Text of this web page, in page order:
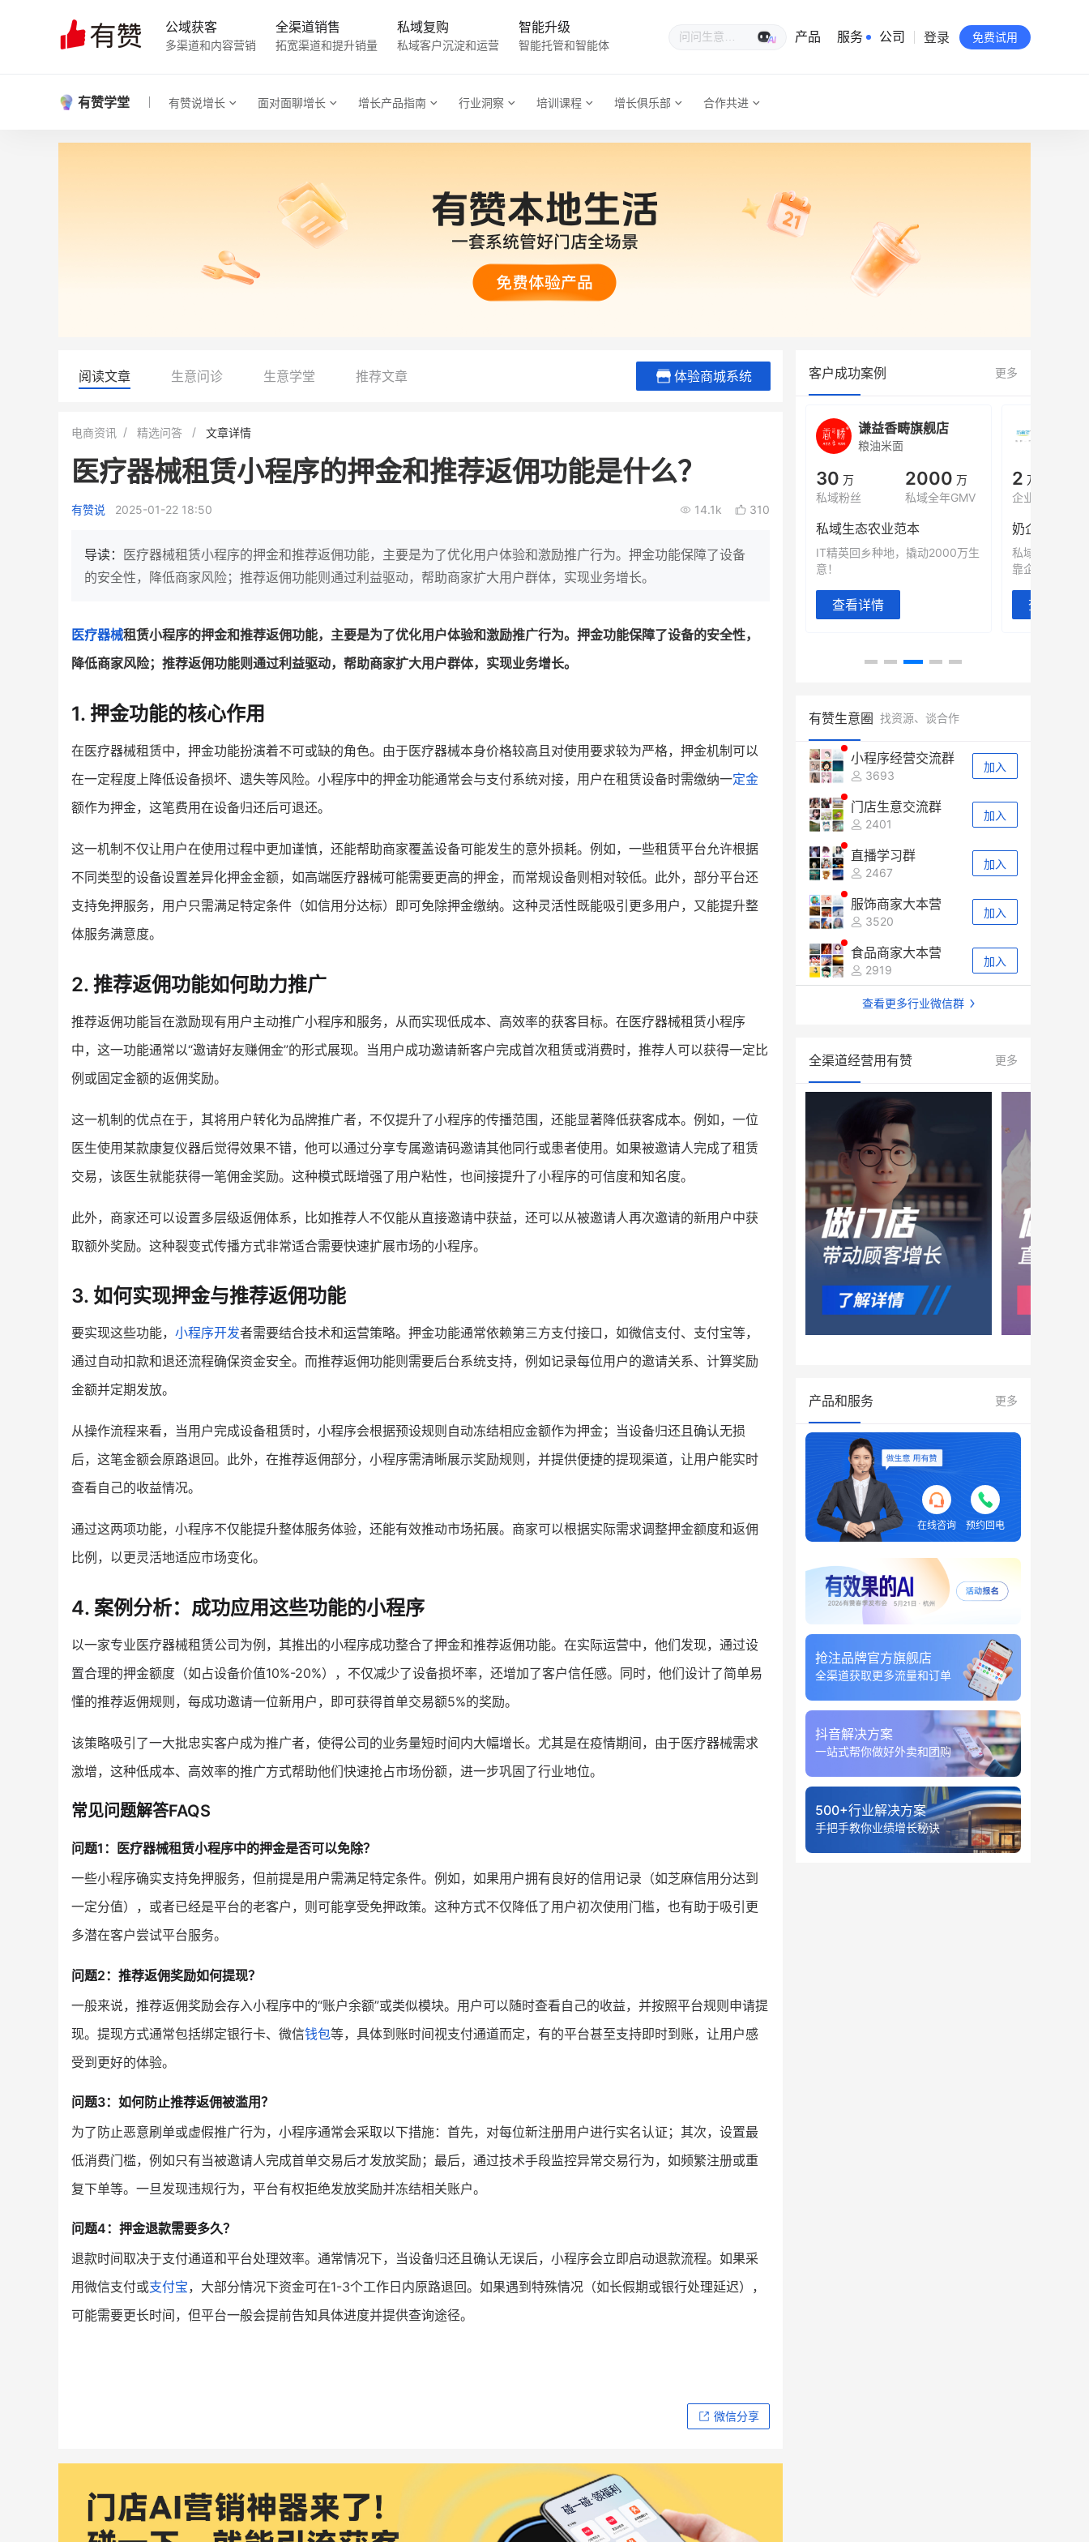
公域获客
多渠道和内容营销
全渠道销售
拓宽渠道和提升销量
私域复购
私域客户沉淀和运营
智能升级
智能托管和智能体
生意专家
产品 服务 公司
有赞公益
站点地图
登录 免费试用
有赞学堂 有赞说增长 面对面聊增长 增长产品指南 行业洞察 培训课程 增长俱乐部 合作共进
阅读文章 生意问诊 生意学堂 推荐文章 体验商城系统
电商资讯 精选问答 文章详情
医疗器械租赁小程序的押金和推荐返佣功能是什么？
有赞说 2025-01-22 18:50 14.1k 310
导读： 医疗器械租赁小程序的押金和推荐返佣功能，主要是为了优化用户体验和激励推广行为。押金功能保障了设备
的安全性，降低商家风险；推荐返佣功能则通过利益驱动，帮助商家扩大用户群体，实现业务增长。
医疗器械租赁小程序的押金和推荐返佣功能，主要是为了优化用户体验和激励推广行为。押金功能保障了设备的安全性，
降低商家风险；推荐返佣功能则通过利益驱动，帮助商家扩大用户群体，实现业务增长。
1. 押金功能的核心作用
在医疗器械租赁中，押金功能扮演着不可或缺的角色。由于医疗器械本身价格较高且对使用要求较为严格，押金机制可以
在一定程度上降低设备损坏、遗失等风险。小程序中的押金功能通常会与支付系统对接，用户在租赁设备时需缴纳一定金
额作为押金，这笔费用在设备归还后可退还。
这一机制不仅让用户在使用过程中更加谨慎，还能帮助商家覆盖设备可能发生的意外损耗。例如，一些租赁平台允许根据
不同类型的设备设置差异化押金金额，如高端医疗器械可能需要更高的押金，而常规设备则相对较低。此外，部分平台还
支持免押服务，用户只需满足特定条件（如信用分达标）即可免除押金缴纳。这种灵活性既能吸引更多用户，又能提升整
体服务满意度。
2. 推荐返佣功能如何助力推广
推荐返佣功能旨在激励现有用户主动推广小程序和服务，从而实现低成本、高效率的获客目标。在医疗器械租赁小程序
中，这一功能通常以“邀请好友赚佣金”的形式展现。当用户成功邀请新客户完成首次租赁或消费时，推荐人可以获得一定比
例或固定金额的返佣奖励。
这一机制的优点在于，其将用户转化为品牌推广者，不仅提升了小程序的传播范围，还能显著降低获客成本。例如，一位
医生使用某款康复仪器后觉得效果不错，他可以通过分享专属邀请码邀请其他同行或患者使用。如果被邀请人完成了租赁
交易，该医生就能获得一笔佣金奖励。这种模式既增强了用户粘性，也间接提升了小程序的可信度和知名度。
此外，商家还可以设置多层级返佣体系，比如推荐人不仅能从直接邀请中获益，还可以从被邀请人再次邀请的新用户中获
取额外奖励。这种裂变式传播方式非常适合需要快速扩展市场的小程序。
3. 如何实现押金与推荐返佣功能
要实现这些功能， 小程序开发者需要结合技术和运营策略。押金功能通常依赖第三方支付接口，如微信支付、支付宝等，
通过自动扣款和退还流程确保资金安全。而推荐返佣功能则需要后台系统支持，例如记录每位用户的邀请关系、计算奖励
金额并定期发放。
从操作流程来看，当用户完成设备租赁时，小程序会根据预设规则自动冻结相应金额作为押金；当设备归还且确认无损
后，这笔金额会原路退回。此外，在推荐返佣部分，小程序需清晰展示奖励规则，并提供便捷的提现渠道，让用户能实时
查看自己的收益情况。
通过这两项功能，小程序不仅能提升整体服务体验，还能有效推动市场拓展。商家可以根据实际需求调整押金额度和返佣
比例，以更灵活地适应市场变化。
4. 案例分析：成功应用这些功能的小程序
以一家专业医疗器械租赁公司为例，其推出的小程序成功整合了押金和推荐返佣功能。在实际运营中，他们发现，通过设
置合理的押金额度（如占设备价值10%-20%），不仅减少了设备损坏率，还增加了客户信任感。同时，他们设计了简单易
懂的推荐返佣规则，每成功邀请一位新用户，即可获得首单交易额5%的奖励。
该策略吸引了一大批忠实客户成为推广者，使得公司的业务量短时间内大幅增长。尤其是在疫情期间，由于医疗器械需求
激增，这种低成本、高效率的推广方式帮助他们快速抢占市场份额，进一步巩固了行业地位。
常见问题解答FAQS
问题1：医疗器械租赁小程序中的押金是否可以免除？
一些小程序确实支持免押服务，但前提是用户需满足特定条件。例如，如果用户拥有良好的信用记录（如芝麻信用分达到
一定分值），或者已经是平台的老客户，则可能享受免押政策。这种方式不仅降低了用户初次使用门槛，也有助于吸引更
多潜在客户尝试平台服务。
问题2：推荐返佣奖励如何提现？
一般来说，推荐返佣奖励会存入小程序中的“账户余额”或类似模块。用户可以随时查看自己的收益，并按照平台规则申请提
现。提现方式通常包括绑定银行卡、微信钱包等，具体到账时间视支付通道而定，有的平台甚至支持即时到账，让用户感
受到更好的体验。
问题3：如何防止推荐返佣被滥用？
为了防止恶意刷单或虚假推广行为，小程序通常会采取以下措施：首先，对每位新注册用户进行实名认证；其次，设置最
低消费门槛，例如只有当被邀请人完成首单交易后才发放奖励；最后，通过技术手段监控异常交易行为，如频繁注册或重
复下单等。一旦发现违规行为，平台有权拒绝发放奖励并冻结相关账户。
问题4：押金退款需要多久？
退款时间取决于支付通道和平台处理效率。通常情况下，当设备归还且确认无误后，小程序会立即启动退款流程。如果采
用微信支付或支付宝，大部分情况下资金可在1-3个工作日内原路退回。如果遇到特殊情况（如长假期或银行处理延迟），
可能需要更长时间，但平台一般会提前告知具体进度并提供查询途径。
微信分享
客户成功案例 更多
白帝牛奶旗舰店
900 万
私域样本打法！新希望白帝乳业
靠企业微信实现销售额翻 8 倍！
80% +
7900 万
三只松鼠旗下的网红婴儿辅食品
牌，22天便拿下类目第一
母婴
有货源没流量？母婴馆如何破局
他只用7年做到平台销冠，转战私
域如何破局？
查看详情
200 万
这家女装连锁如何借有赞破局新
零售？
谦益香畴旗舰店
粮油米面
30 万
私域粉丝
2000 万
私域全年GMV
私域生态农业范本
IT精英回乡种地，撬动2000万生
意！
查看详情
2 万人
奶企靠企业
私域样本打法
靠企业微信实
查看详情
有赞生意圈 找资源、谈合作
小程序经营交流群
3693
加入
门店生意交流群
2401
加入
直播学习群
2467
加入
服饰商家大本营
3520
加入
食品商家大本营
2919
加入
查看更多行业微信群
全渠道经营用有赞 更多
产品和服务 更多
在线咨询 预约回电
抢注品牌官方旗舰店
全渠道获取更多流量和订单
抖音解决方案
一站式帮你做好外卖和团购
500+行业解决方案
手把手教你业绩增长秘诀